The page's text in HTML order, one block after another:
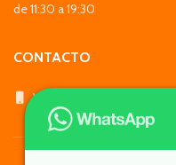
de 11:30 a 19:30
CONTACTO
WhatsApp: +569 7564 4676